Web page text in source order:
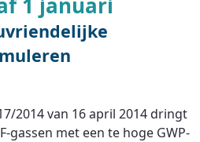
2014 van 16 april 2014 dringt
gassen met een te hoge GWP-